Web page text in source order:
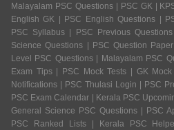
Malayalam PSC Questions | PSC GK |
English GK | PSC English Questions |
PSC Syllabus | PSC Previous
Science Questions | PSC Question
Level PSC Questions | Malayalam PSC
Exam Tips | PSC Mock Tests | GK
Notifications | PSC Thulasi Login | PSC
PSC Exam Calendar | Kerala PSC
General Science PSC Questions | PSC
PSC Ranked Lists | Kerala PSC